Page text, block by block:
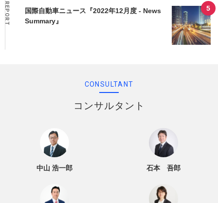
REPORT
国際自動車ニュース『2022年12月度 - News
Summary』
CONSULTANT
コンサルタント
中山 浩一郎 石本 吾郎